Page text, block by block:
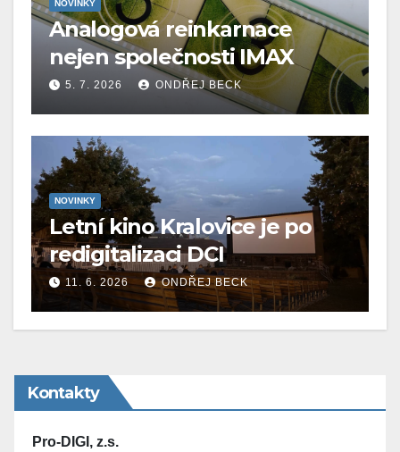
NOVINKY
Analogová reinkarnace
nejen společnosti IMAX
5. 7. 2026 ONDŘEJ BECK
NOVINKY
Letní kino Kralovice je po
redigitalizaci DCI
11. 6. 2026 ONDŘEJ BECK
Kontakty
Pro-DIGI, z.s.